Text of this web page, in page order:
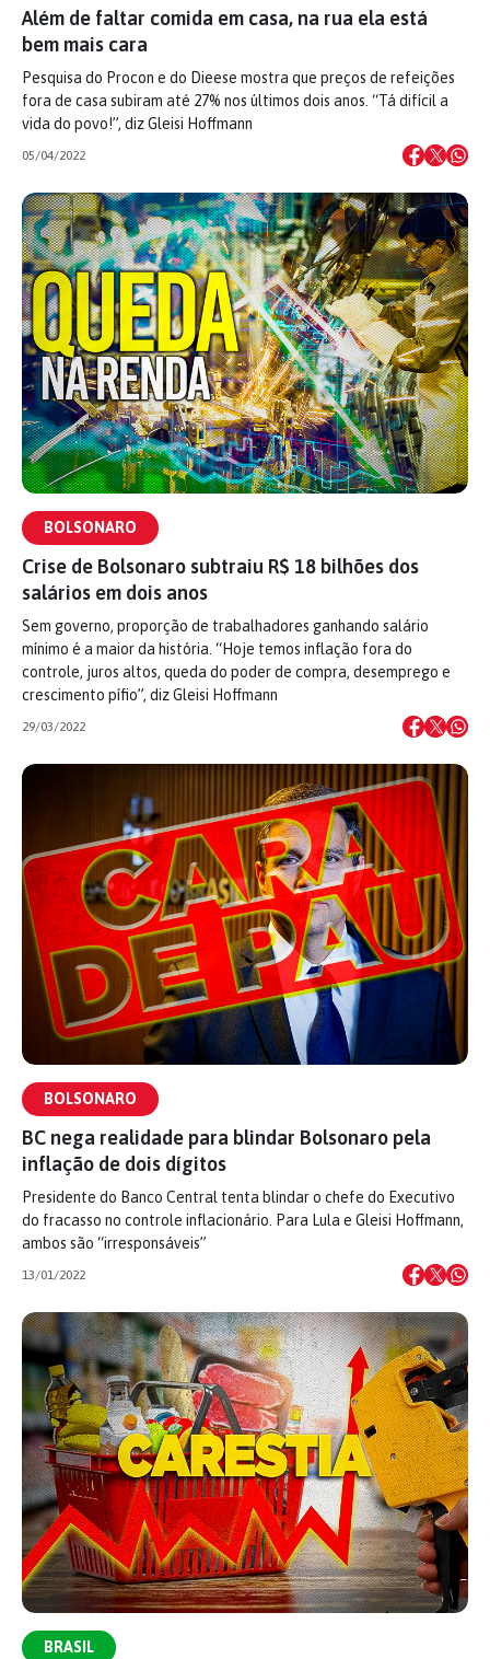
Além de faltar comida em casa, na rua ela está
bem mais cara
Pesquisa do Procon e do Dieese mostra que preços de refeições
fora de casa subiram até 27% nos últimos dois anos. “Tá difícil a
vida do povo!”, diz Gleisi Hoffmann
05/04/2022
BOLSONARO
Crise de Bolsonaro subtraiu R$ 18 bilhões dos
salários em dois anos
Sem governo, proporção de trabalhadores ganhando salário
mínimo é a maior da história. “Hoje temos inflação fora do
controle, juros altos, queda do poder de compra, desemprego e
crescimento pífio”, diz Gleisi Hoffmann
29/03/2022
BOLSONARO
BC nega realidade para blindar Bolsonaro pela
inflação de dois dígitos
Presidente do Banco Central tenta blindar o chefe do Executivo
do fracasso no controle inflacionário. Para Lula e Gleisi Hoffmann,
ambos são “irresponsáveis”
13/01/2022
BRASIL